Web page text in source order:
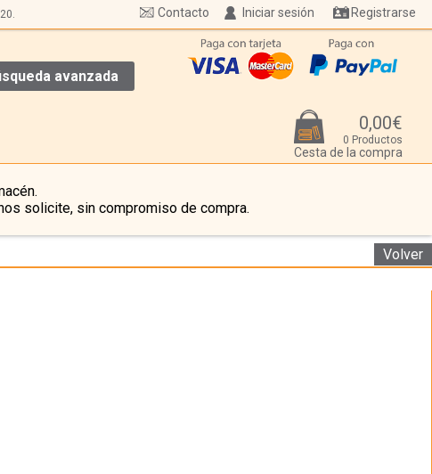
Iniciar sesión Registrarse
Contacto
avanzada
0,00€
0 Productos
Cesta de la compra
solicite, sin compromiso de compra.
Volver